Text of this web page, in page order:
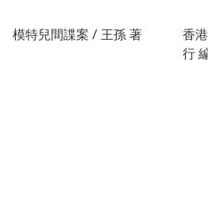
模特兒間諜案 / 王孫 著
香
行